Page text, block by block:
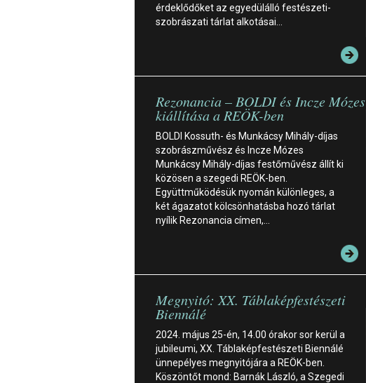
érdeklődőket az egyedülálló festészeti-
szobrászati tárlat alkotásai…
Rezonancia – BOLDI és Incze Mózes
kiállítása a REÖK-ben
BOLDI Kossuth- és Munkácsy Mihály-díjas
szobrászművész és Incze Mózes
Munkácsy Mihály-díjas festőművész állít ki
közösen a szegedi REÖK-ben.
Együttműködésük nyomán különleges, a
két ágazatot kölcsönhatásba hozó tárlat
nyílik Rezonancia címen,…
Megnyitó: XX. Táblaképfestészeti
Biennálé
2024. május 25-én, 14.00 órakor sor kerül a
jubileumi, XX. Táblaképfestészeti Biennálé
ünnepélyes megnyitójára a REÖK-ben.
Köszöntőt mond: Barnák László, a Szegedi